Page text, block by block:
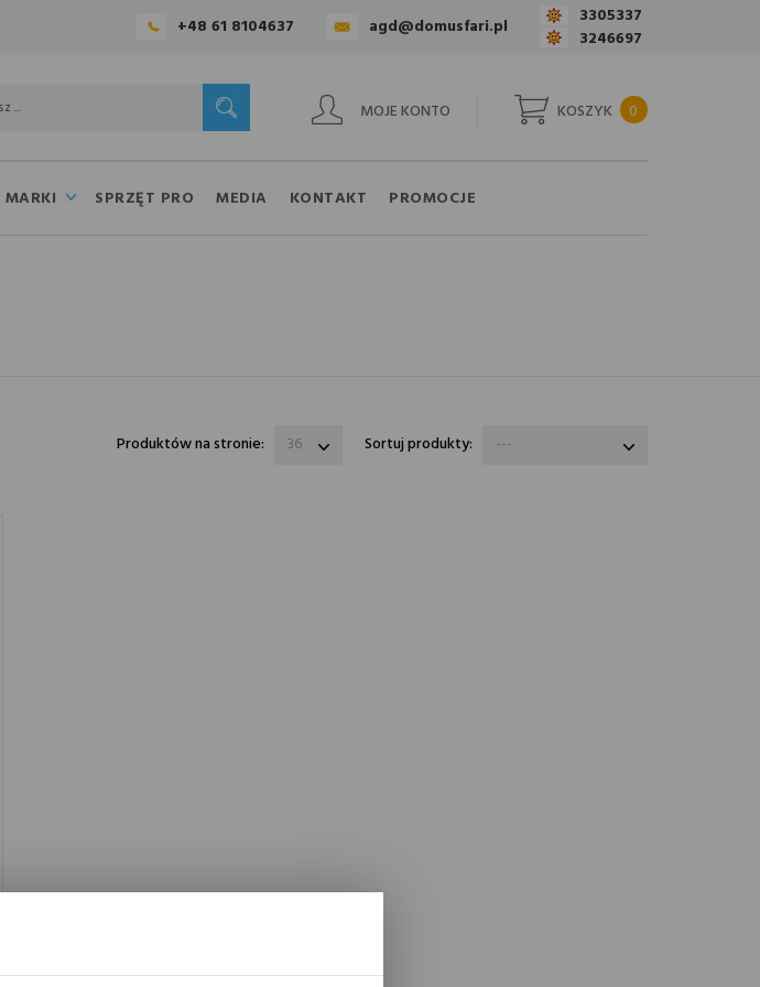
+48 61 8104637 agd@domusfari.pl
3305337
3246697
MOJE KONTO 0
KOSZYK
MARKI SPRZĘT PRO MEDIA KONTAKT PROMOCJE
Sortuj produkty: ---
Produktów na stronie: 36